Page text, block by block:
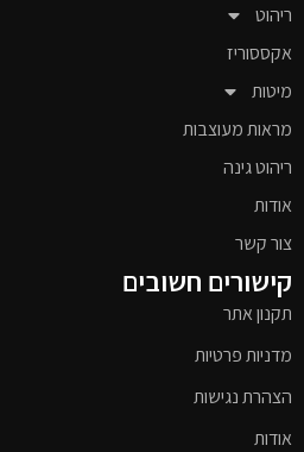
ריהוט
אקססוריז
מיטות
מראות מעוצבות
ריהוט גינה
אודות
צור קשר
קישורים חשובים
תקנון אתר
מדניות פרטיות
הצהרת נגישות
אודות